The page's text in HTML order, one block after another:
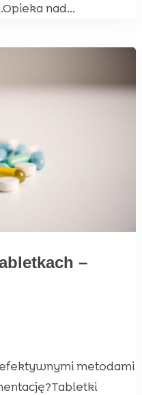
nad...
–
efektywnymi metodami